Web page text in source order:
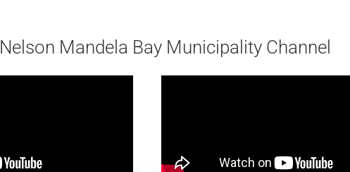
Mandela Bay Municipality Channel